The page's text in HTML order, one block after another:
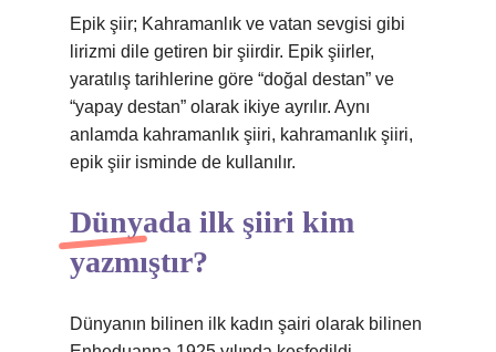
Epik şiir; Kahramanlık ve vatan sevgisi gibi
lirizmi dile getiren bir şiirdir. Epik şiirler,
yaratılış tarihlerine göre “doğal destan” ve
“yapay destan” olarak ikiye ayrılır. Aynı
anlamda kahramanlık şiiri, kahramanlık şiiri,
epik şiir isminde de kullanılır.
Dünyada ilk şiiri kim
yazmıştır?
Dünyanın bilinen ilk kadın şairi olarak bilinen